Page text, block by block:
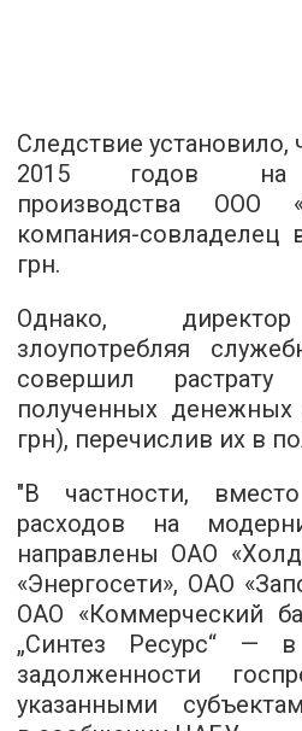
Следствие установило,
2015 годов на
производства ООО
компания-
грн.
Однако,
злоупотребляя
совершил
полученных
грн), перечислив их в
"В частности,
расходов на
направлены ОАО
«Энергосети», ОАО
ОАО «Коммерческий
„Синтез Ресурс“ —
задолженности
указанными